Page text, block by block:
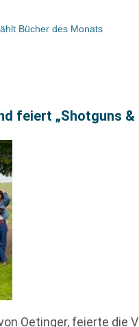
Bücher des Monats
feiert „Shotguns
Oetinger, feierte die